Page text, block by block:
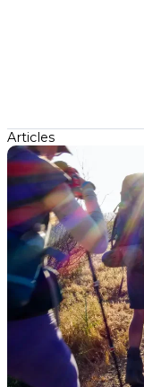
Articles